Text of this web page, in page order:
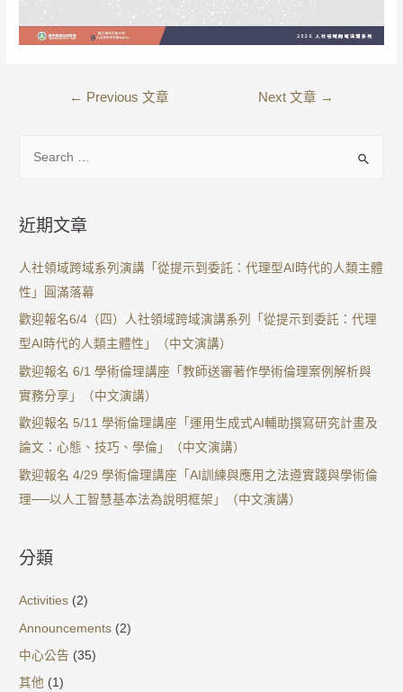
← Previous 文章 Next 文章 →
近期文章
人社領域跨域系列演講「從提示到委託：代理型AI時代的人類主體
性」圓滿落幕
歡迎報名6/4（四）人社領域跨域演講系列「從提示到委託：代理
型AI時代的人類主體性」（中文演講）
歡迎報名 6/1 學術倫理講座「教師送審著作學術倫理案例解析與
實務分享」（中文演講）
歡迎報名 5/11 學術倫理講座「運用生成式AI輔助撰寫研究計畫及
論文：心態、技巧、學倫」（中文演講）
歡迎報名 4/29 學術倫理講座「AI訓練與應用之法遵實踐與學術倫
理──以人工智慧基本法為說明框架」（中文演講）
分類
Activities (2)
Announcements (2)
中心公告 (35)
其他 (1)